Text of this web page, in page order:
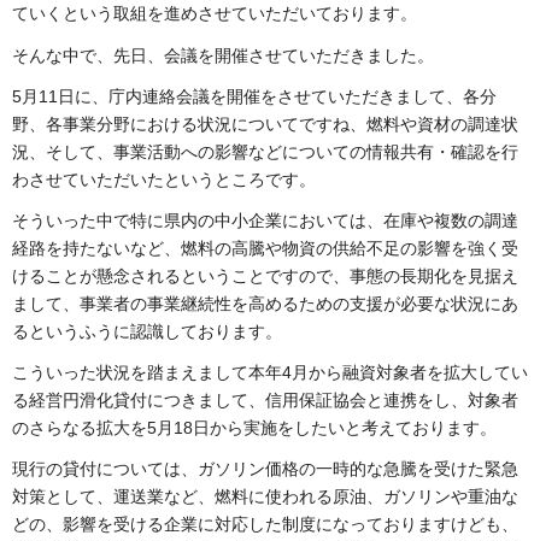
ていくという取組を進めさせていただいております。
そんな中で、先日、会議を開催させていただきました。
5月11日に、庁内連絡会議を開催をさせていただきまして、各分
野、各事業分野における状況についてですね、燃料や資材の調達状
況、そして、事業活動への影響などについての情報共有・確認を行
わさせていただいたというところです。
そういった中で特に県内の中小企業においては、在庫や複数の調達
経路を持たないなど、燃料の高騰や物資の供給不足の影響を強く受
けることが懸念されるということですので、事態の長期化を見据え
まして、事業者の事業継続性を高めるための支援が必要な状況にあ
るというふうに認識しております。
こういった状況を踏まえまして本年4月から融資対象者を拡大してい
る経営円滑化貸付につきまして、信用保証協会と連携をし、対象者
のさらなる拡大を5月18日から実施をしたいと考えております。
現行の貸付については、ガソリン価格の一時的な急騰を受けた緊急
対策として、運送業など、燃料に使われる原油、ガソリンや重油な
どの、影響を受ける企業に対応した制度になっておりますけども、